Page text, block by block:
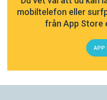
mobiltelefon eller
från App Store
APP